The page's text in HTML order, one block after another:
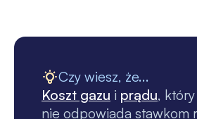
Czy wiesz, że...
Koszt gazu i prądu,
nie odpowiada stawkom